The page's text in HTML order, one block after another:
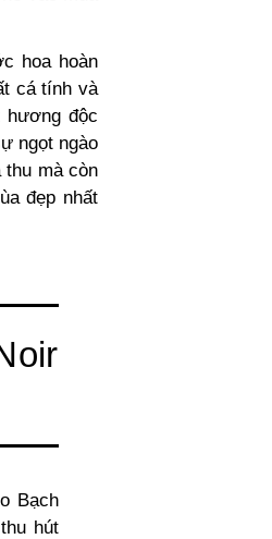
hoa hoàn
cá tính và
hương độc
ngọt ngào
mà còn
đẹp nhất
Bạch
hút